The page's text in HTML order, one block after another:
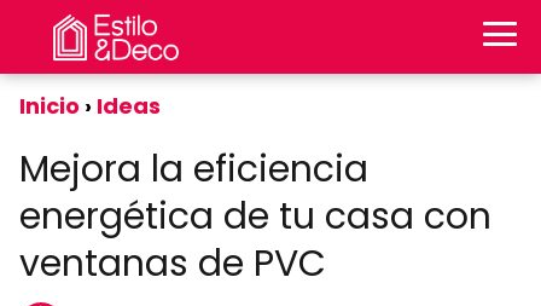
Inicio Ideas
Mejora la eficiencia
energética de tu casa con
ventanas de PVC